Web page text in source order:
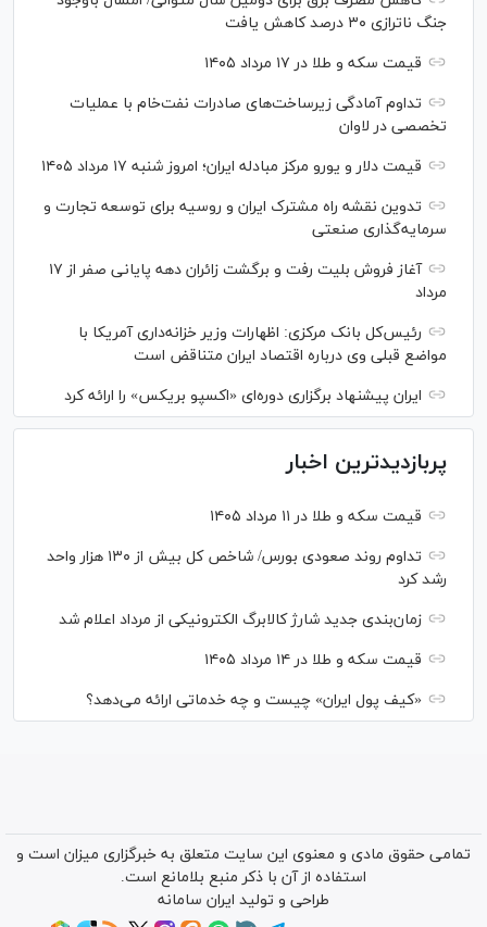
جنگ ناترازی ۳۰ درصد کاهش یافت
قیمت سکه و طلا در ۱۷ مرداد ۱۴۰۵
تداوم آمادگی زیرساخت‌های صادرات نفت‌خام با عملیات
تخصصی در لاوان
قیمت دلار و یورو مرکز مبادله ایران؛ امروز شنبه ۱۷ مرداد ۱۴۰۵
تدوین نقشه راه مشترک ایران و روسیه برای توسعه تجارت و
سرمایه‌گذاری صنعتی
آغاز فروش بلیت رفت و برگشت زائران دهه پایانی صفر از ۱۷
مرداد
رئیس‌کل بانک مرکزی: اظهارات وزیر خزانه‌داری آمریکا با
مواضع قبلی وی درباره اقتصاد ایران متناقض است
ایران پیشنهاد برگزاری دوره‌ای «اکسپو بریکس» را ارائه کرد
پربازدیدترین اخبار
قیمت سکه و طلا در ۱۱ مرداد ۱۴۰۵
تداوم روند صعودی بورس/ شاخص کل بیش از ۱۳۰ هزار واحد
رشد کرد
زمان‌بندی جدید شارژ کالابرگ الکترونیکی از مرداد اعلام شد
قیمت سکه و طلا در ۱۴ مرداد ۱۴۰۵
«کیف پول ایران» چیست و چه خدماتی ارائه می‌دهد؟
تمامی حقوق مادی و معنوی این سایت متعلق به خبرگزاری میزان است و
استفاده از آن با ذکر منبع بلامانع است.
طراحی و تولید ایران سامانه